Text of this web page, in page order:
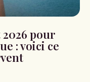
pour
: voici ce